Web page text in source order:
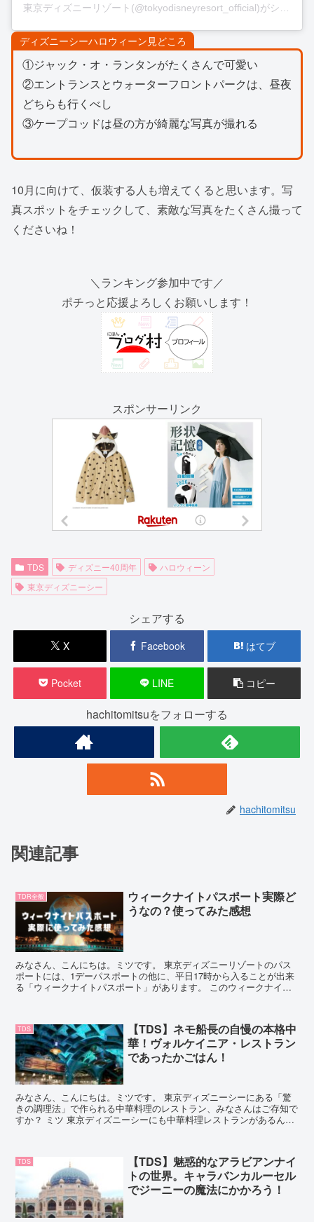
ディズニーシーハロウィーン見どころ
①ジャック・オ・ランタンがたくさんで可愛い
②エントランスとウォーターフロントパークは、昼夜
どちらも行くべし
③ケープコッドは昼の方が綺麗な写真が撮れる
10月に向けて、仮装する人も増えてくると思います。写
真スポットをチェックして、素敵な写真をたくさん撮って
くださいね！
＼ランキング参加中です／
ポチっと応援よろしくお願いします！
スポンサーリンク
TDS ディズニー40周年
ハロウィーン
東京ディズニーシー
シェアする
X Facebook はてブ
Pocket LINE コピー
hachitomitsuをフォローする
hachitomitsu
関連記事
TDR全般
ウィークナイトパスポート実際ど
うなの？使ってみた感想
みなさん、こんにちは。ミツです。 東京ディズニーリゾートのパス
ポートには、1デーパスポートの他に、平日17時から入ることが出来
る「ウィークナイトパスポート」があります。 このウィークナイト
TDS
【TDS】ネモ船長の自慢の本格中
華！ヴォルケイニア・レストラン
であったかごはん！
みなさん、こんにちは。ミツです。 東京ディズニーシーにある「驚
きの調理法」で作られる中華料理のレストラン、みなさんはご存知で
すか？ ミツ 東京ディズニーシーにも中華料理レストランがあるんだ
TDS
【TDS】魅惑的なアラビアンナイ
トの世界。キャラバンカルーセル
でジーニーの魔法にかかろう！